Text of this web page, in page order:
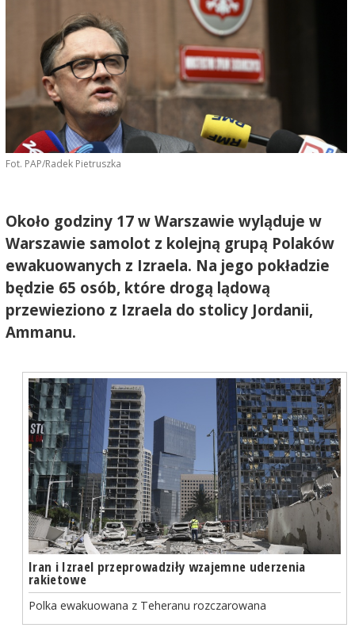
Fot. PAP/Radek Pietruszka
Około godziny 17 w Warszawie wyląduje w
Warszawie samolot z kolejną grupą Polaków
ewakuowanych z Izraela. Na jego pokładzie
będzie 65 osób, które drogą lądową
przewieziono z Izraela do stolicy Jordanii,
Ammanu.
Iran i Izrael przeprowadziły wzajemne uderzenia
rakietowe
Polka ewakuowana z Teheranu rozczarowana